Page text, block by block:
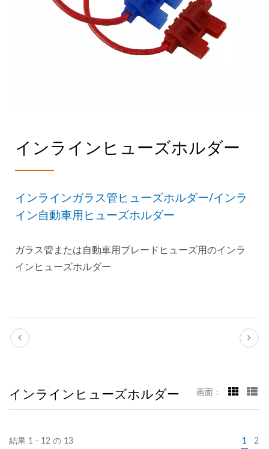
インラインヒューズホルダー
インラインガラス管ヒューズホルダー/インラ
イン自動車用ヒューズホルダー
ガラス管または自動車用ブレードヒューズ用のインラ
インヒューズホルダー
インラインヒューズホルダー 画面：
結果 1 - 12 の 13 1 2